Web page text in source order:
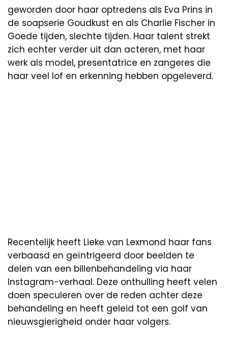
geworden door haar optredens als Eva Prins in
de soapserie Goudkust en als Charlie Fischer in
Goede tijden, slechte tijden. Haar talent strekt
zich echter verder uit dan acteren, met haar
werk als model, presentatrice en zangeres die
haar veel lof en erkenning hebben opgeleverd.
Recentelijk heeft Lieke van Lexmond haar fans
verbaasd en geïntrigeerd door beelden te
delen van een billenbehandeling via haar
Instagram-verhaal. Deze onthulling heeft velen
doen speculeren over de reden achter deze
behandeling en heeft geleid tot een golf van
nieuwsgierigheid onder haar volgers.